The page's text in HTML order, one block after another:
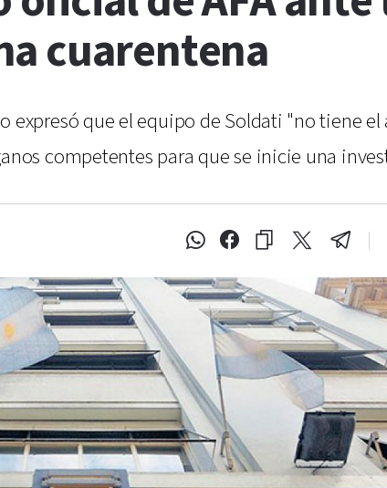
cuarentena
expresó que el equipo de Soldati "no tiene
competentes para que se inicie una